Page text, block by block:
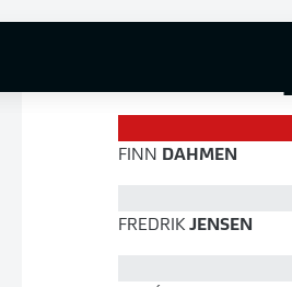
FINN DAHMEN
FREDRIKJENSEN